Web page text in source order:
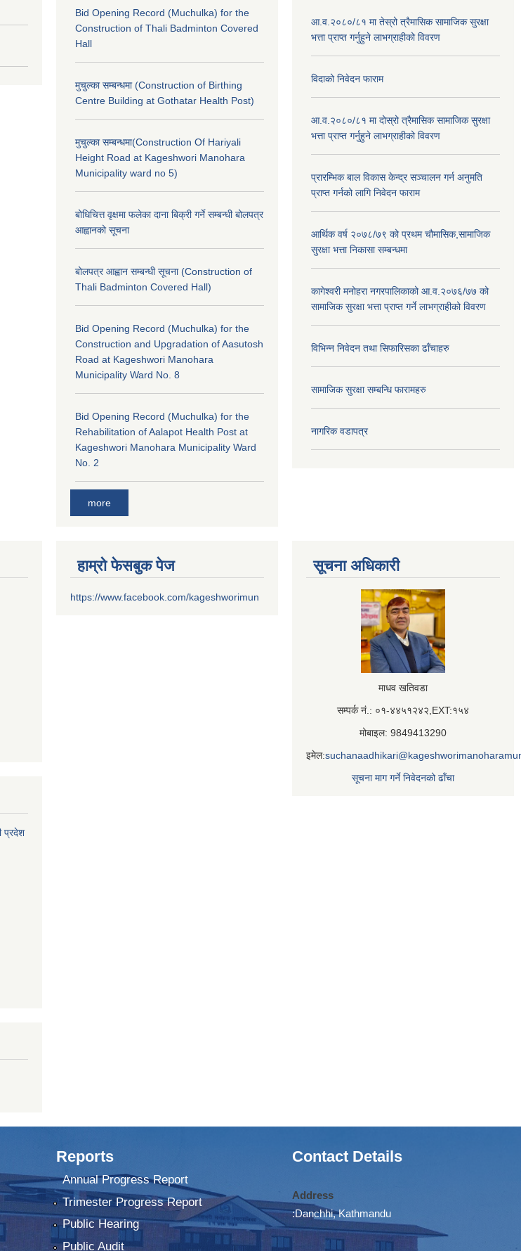
Bid Opening Record (Muchulka) for the
Construction of Thali Badminton Covered
Hall
मुचुल्का सम्बन्धमा (Construction of Birthing
Centre Building at Gothatar Health Post)
मुचुल्का सम्बन्धमा(Construction Of Hariyali
Height Road at Kageshwori Manohara
Municipality ward no 5)
बोधिचित्त वृक्षमा फलेका दाना बिक्री गर्ने सम्बन्धी बोलपत्र
आह्वानको सूचना
बोलपत्र आह्वान सम्बन्धी सूचना (Construction of
Thali Badminton Covered Hall)
Bid Opening Record (Muchulka) for the
Construction and Upgradation of Aasutosh
Road at Kageshwori Manohara
Municipality Ward No. 8
Bid Opening Record (Muchulka) for the
Rehabilitation of Aalapot Health Post at
Kageshwori Manohara Municipality Ward
No. 2
more
आ.व.२०८०/८१ मा तेस्रो त्रैमासिक सामाजिक सुरक्षा
भत्ता प्राप्त गर्नुहुने लाभग्राहीको विवरण
विदाको निवेदन फाराम
आ.व.२०८०/८१ मा दोस्रो त्रैमासिक सामाजिक सुरक्षा
भत्ता प्राप्त गर्नुहुने लाभग्राहीको विवरण
प्रारम्भिक बाल विकास केन्द्र सञ्चालन गर्न अनुमति
प्राप्त गर्नको लागि निवेदन फाराम
आर्थिक वर्ष २०७८/७९ को प्रथम चौमासिक,सामाजिक
सुरक्षा भत्ता निकासा सम्बन्धमा
कागेश्वरी मनोहरा नगरपालिकाको आ.व.२०७६/७७ को
सामाजिक सुरक्षा भत्ता प्राप्त गर्ने लाभग्राहीको विवरण
विभिन्न निवेदन तथा सिफारिसका ढाँचाहरु
सामाजिक सुरक्षा सम्बन्धि फारामहरु
नागरिक वडापत्र
प्रदेश
हाम्रो फेसबुक पेज
https://www.facebook.com/kageshworimun
सूचना अधिकारी
माधव खतिवडा
सम्पर्क नं.: ०१-४४५१२४२,EXT:१५४
मोबाइल: 9849413290
इमेल:
सूचना माग गर्ने निवेदनको ढाँचा
Reports
Annual Progress Report
Trimester Progress Report
Public Hearing
Public Audit
Contact Details
Address
:Danchhi, Kathmandu